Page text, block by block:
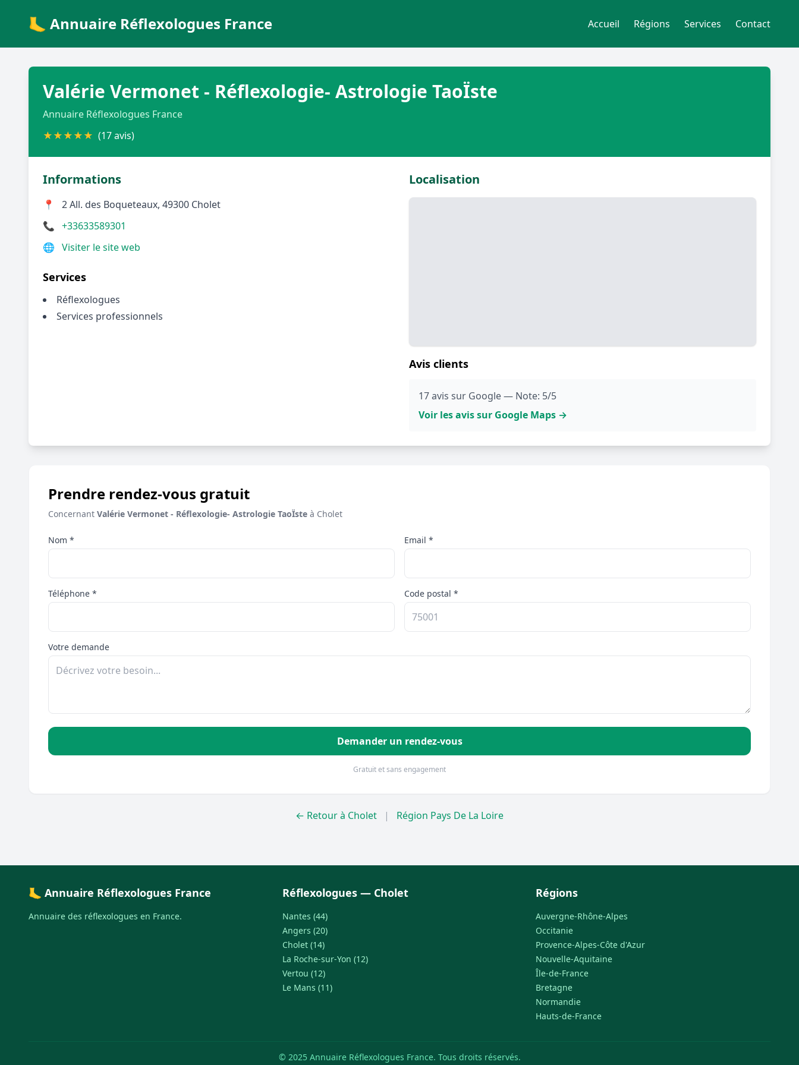
🦶 Annuaire Réflexologues France Accueil Régions Services Contact
Valérie Vermonet - Réflexologie- Astrologie TaoÏste
Annuaire Réflexologues France
★★★★★ (17 avis)
Informations
📍
2 All. des Boqueteaux, 49300 Cholet
📞 +33633589301
🌐 Visiter le site web
Services
Réflexologues
Services professionnels
Localisation
Avis clients
17 avis sur Google — Note: 5/5
Voir les avis sur Google Maps →
Prendre rendez-vous gratuit
Concernant Valérie Vermonet - Réflexologie- Astrologie TaoÏste à Cholet
Nom * Email *
Téléphone * Code postal *
Votre demande
Demander un rendez-vous
Gratuit et sans engagement
← Retour à Cholet | Région Pays De La Loire
🦶 Annuaire Réflexologues France
Annuaire des réflexologues en France.
Réflexologues — Cholet
Nantes (44)
Angers (20)
Cholet (14)
La Roche-sur-Yon (12)
Vertou (12)
Le Mans (11)
Régions
Auvergne-Rhône-Alpes
Occitanie
Provence-Alpes-Côte d'Azur
Nouvelle-Aquitaine
Île-de-France
Bretagne
Normandie
Hauts-de-France
© 2025 Annuaire Réflexologues France. Tous droits réservés.